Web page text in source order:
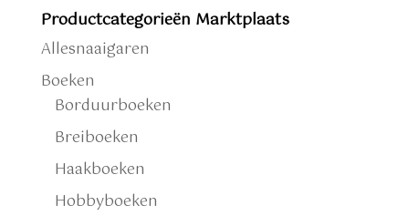
Productcategorieën Marktplaats
Allesnaaigaren
Boeken
Borduurboeken
Breiboeken
Haakboeken
Hobbyboeken